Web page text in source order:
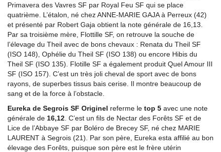
Primavera des Vavres SF par Royal Feu SF qui se place
quatrième. L’étalon, né chez ANNE-MARIE GAJA à Perreux (42)
et présenté par Robert Gaja obtient la note générale de 16,13.
Par sa troisième mère, Flottille SF, on retrouve la souche de
l’élevage du Theil avec de bons chevaux : Renata du Theil SF
(ISO 148), Ophélie du Theil SF (ISO 138) ou encore Hibis du
Theil SF (ISO 135). Flotille SF a également produit Quel Amour III
SF (ISO 157). C’est un très joli cheval de sport avec de bons
rayons, de superbes tissus bais cerise. Il montre beaucoup de
sang et de la force à l’obstacle.
Eureka de Segrois SF Originel referme le top 5 avec une note
générale de 16,12 . C’est un fils de Nectar des Forêts SF et de
Lice de l’Abbaye SF par Boléro de Brecey SF, né chez MARIE
LAURENT à Segrois (21). Par son père, Eureka esta affilié au bon
élevage des Forêts, puisque son père est le frère utérin